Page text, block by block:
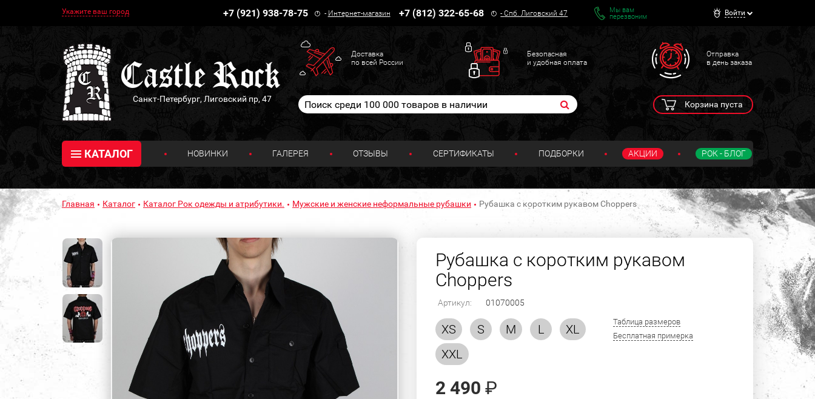
Укажите ваш город +7 (921) 938-78-75 - Интернет-магазин +7 (812) 322-65-68 -Спб. Лиговский 47
Мы вам
перезвоним
Войти
Санкт-Петербург, Лиговский пр, 47
Доставка
по всей России
Безопасная
и удобная оплата
Отправка
в день заказа
Корзина пуста
КАТАЛОГ НОВИНКИ ГАЛЕРЕЯ ОТЗЫВЫ СЕРТИФИКАТЫ ПОДБОРКИ АКЦИИ РОК - БЛОГ
Главная Каталог Каталог Рок одежды и атрибутики. Мужские и женские неформальные рубашки Рубашка с коротким рукавом Choppers
Рубашка с коротким рукавом
Choppers
Артикул: 01070005
XS S M L
XL
XXL
Таблица размеров
Бесплатная примерка
2 490 ₽